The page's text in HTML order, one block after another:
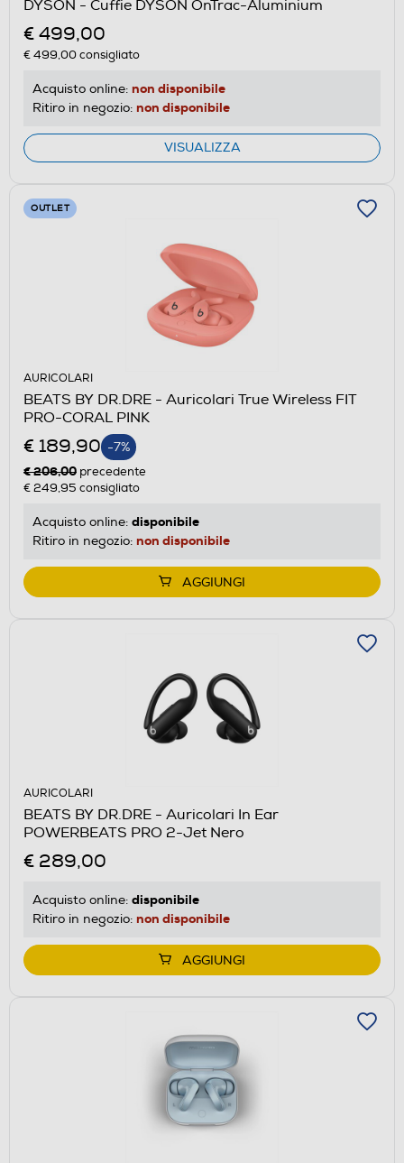
DYSON - Cuffie DYSON OnTrac-Aluminium
€ 499,00
€ 499,00consigliato
Acquisto online: non disponibile
Ritiro in negozio: non disponibile
VISUALIZZA
OUTLET
AURICOLARI
BEATS BY DR.DRE - Auricolari True Wireless FIT
PRO-CORAL PINK
€ 189,90 -7%
€ 206,00 precedente
€ 249,95 consigliato
Acquisto online: disponibile
Ritiro in negozio: non disponibile
AGGIUNGI
AURICOLARI
BEATS BY DR.DRE - Auricolari In Ear
POWERBEATS PRO 2-Jet Nero
€ 289,00
Acquisto online: disponibile
Ritiro in negozio: non disponibile
AGGIUNGI